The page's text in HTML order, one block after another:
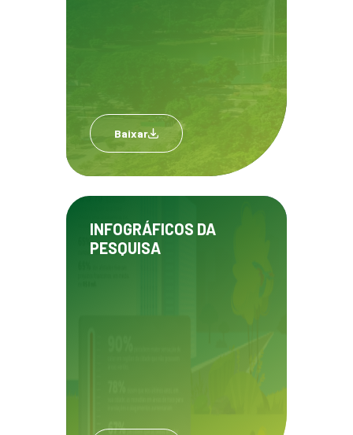
Baixar
INFOGRÁFICOS DA
PESQUISA